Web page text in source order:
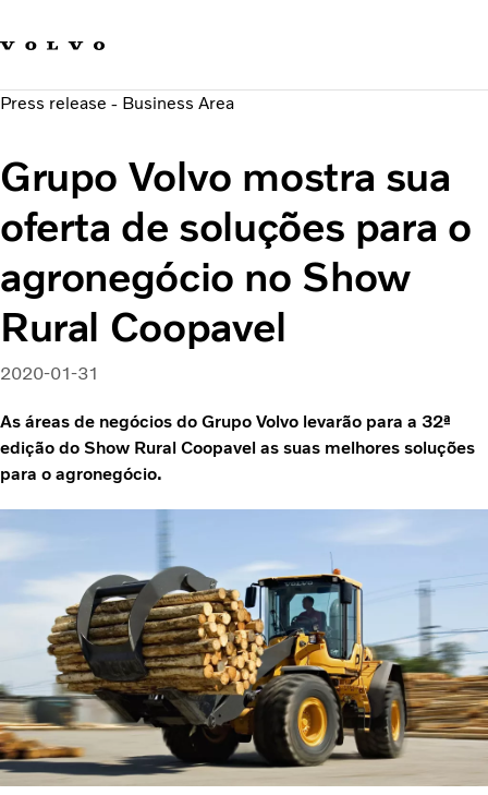
Carreira
Sustentabilidade e Segurança
Press release - Business Area
Grupo Volvo mostra sua
oferta de soluções para o
agronegócio no Show
Rural Coopavel
2020-01-31
As áreas de negócios do Grupo Volvo levarão para a 32ª
edição do Show Rural Coopavel as suas melhores soluções
para o agronegócio.